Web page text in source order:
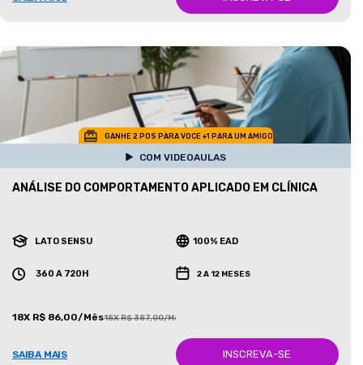
GANHE 2 POS PARA VOCE +1 PARA UM AMIGO
COM VIDEOAULAS
ANÁLISE DO COMPORTAMENTO APLICADO EM CLÍNICA
LATO SENSU 100% EAD
360 A 720H 2 A 12 MESES
18X R$ 86,00/Mês18X R$ 387,00/Mês
SAIBA MAIS INSCREVA-SE